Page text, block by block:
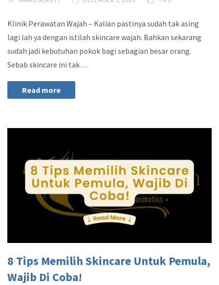
Klinik Perawatan Wajah – Kalian pastinya sudah tak asing
lagi lah ya dengan istilah skincare wajah. Bahkan sekarang
sudah jadi kebutuhan pokok bagi sebagian besar orang.
Sebab skincare ini tak…
Read more
8 Tips Memilih Skincare Untuk Pemula,
Wajib Di Coba!